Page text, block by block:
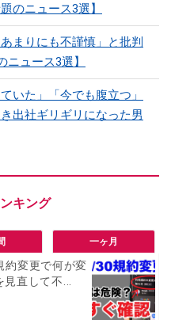
のニュース3選】
まりにも不謹慎」と批判
ュース3選】
いた」「今でも腹立つ」
出社ギリギリになった男
一ヶ月
約変更で何が変
直して不...